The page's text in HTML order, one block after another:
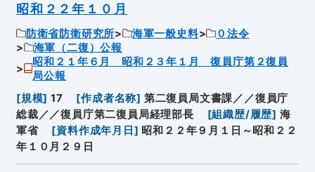
昭和２２年１０月
防衛省防衛研究所 海軍一般史料
０法令
海軍（二復）公報
昭和２１年６月 昭和２３年１月 復員庁第２復員
局公報
[規模] 17 [作成者名称] 第二復員局文書課／／復員庁
総裁／／復員庁第二復員局経理部長
[組織歴/履歴] 海
軍省
[資料作成年月日 ] 昭和２２年９月１日～昭和２２
年１０月２９日